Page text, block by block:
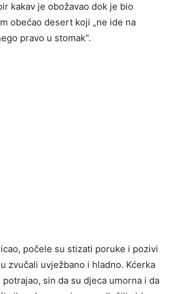
kakav je obožavao dok je bio
obećao desert koji „ne ide na
pravo u stomak“.
počele su stizati poruke i pozivi
zvučali uvježbano i hladno. Kćerka
sin da su djeca umorna i da